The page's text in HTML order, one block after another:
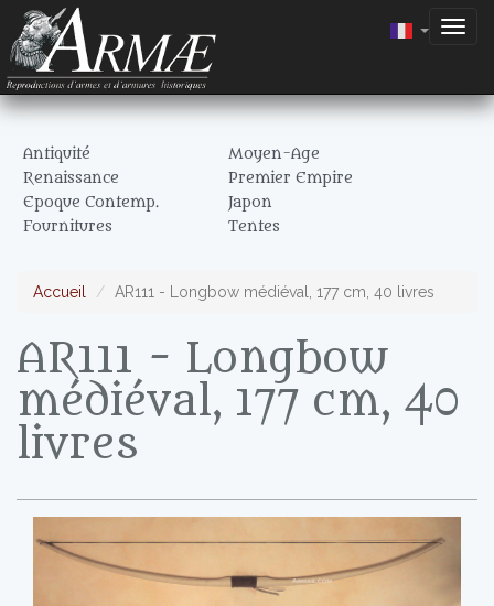
Antiquité
Moyen-Age
Renaissance
Premier Empire
Epoque Contemp.
Japon
Fournitures
Tentes
Accueil AR111 - Longbow médiéval, 177 cm, 40 livres
AR111 - Longbow
médiéval, 177 cm, 40
livres